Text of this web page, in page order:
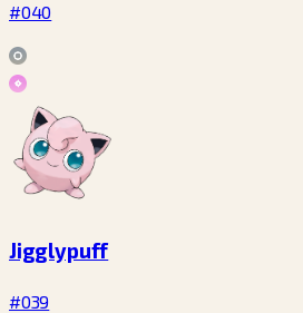
#040
Jigglypuff
#039